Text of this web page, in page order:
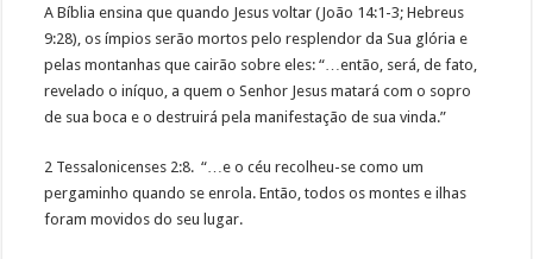
A Bíblia ensina que quando Jesus voltar (João 14:1-3; Hebreus
9:28), os ímpios serão mortos pelo resplendor da Sua glória e
pelas montanhas que cairão sobre eles: “…então, será, de fato,
revelado o iníquo, a quem o Senhor Jesus matará com o sopro
de sua boca e o destruirá pela manifestação de sua vinda.”
2 Tessalonicenses 2:8. “…e o céu recolheu-se como um
pergaminho quando se enrola. Então, todos os montes e ilhas
foram movidos do seu lugar.